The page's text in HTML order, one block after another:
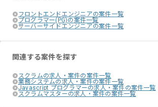
フロントエンドエンジニアの案件一覧
プログラマー(PG)の案件一覧
サーバーサイドエンジニアの案件一覧
関連する案件を探す
スクラムの求人・案件の案件一覧
業務システムの求人・案件の案件一覧
Javascript プログラマーの求人・案件の案件一覧
スクラムマスターの求人・案件の案件一覧